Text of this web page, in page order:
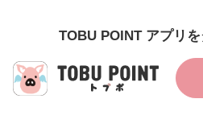
TOBU POINT アプリ